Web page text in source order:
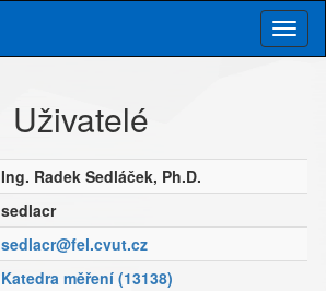
Uživatelé
Ing. Radek Sedláček, Ph.D.
sedlacr
sedlacr@fel.cvut.cz
Katedra měření (13138)